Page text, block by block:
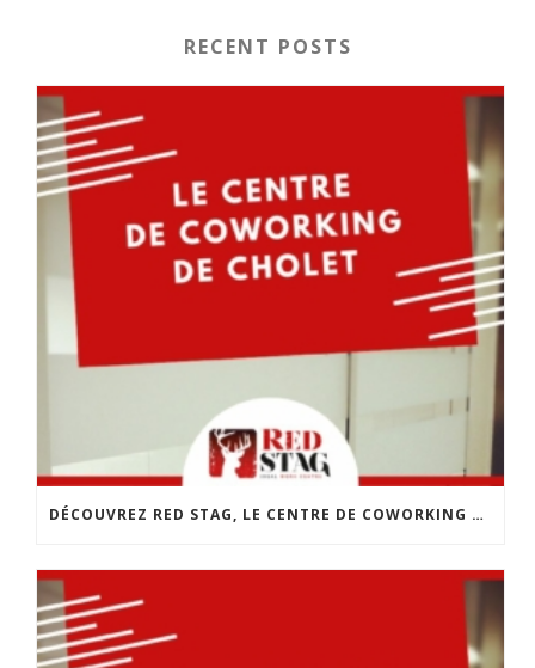
RECENT POSTS
DÉCOUVREZ RED STAG, LE CENTRE DE COWORKING DE CHOLET